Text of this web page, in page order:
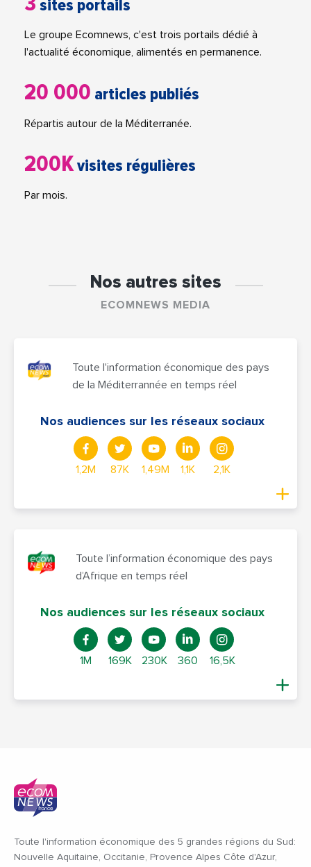
sites portails
Le groupe Ecomnews, c'est trois portails dédié à
l'actualité économique, alimentés en permanence.
20 000 articles publiés
Répartis autour de la Méditerranée.
200Kvisites régulières
Par mois.
Nos autres sites
ECOMNEWS MEDIA
Toute l'information économique des pays
de la Méditerrannée en temps réel
Nos audiences sur les réseaux sociaux
1,2M 87K 1,49M 1,1K 2,1K
Toute l’information économique des pays
d’Afrique en temps réel
Nos audiences sur les réseaux sociaux
1M 169K 230K 360 16,5K
Toute l'information économique des 5 grandes régions du Sud:
Nouvelle Aquitaine, Occitanie, Provence Alpes Côte d'Azur,